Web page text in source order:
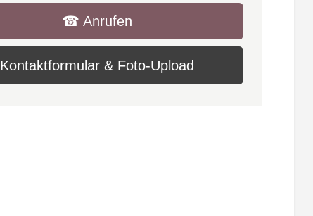
☎︎ Anrufen
Kontaktformular & Foto-Upload